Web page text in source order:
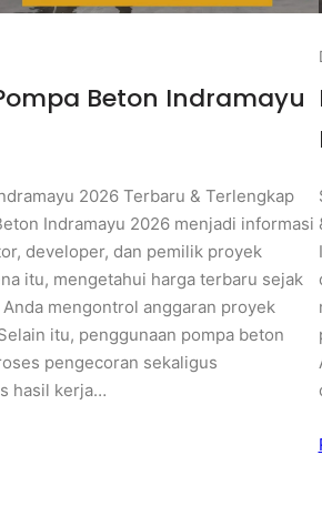
Beton Indramayu
2026 Terbaru & Terlengkap
Indramayu 2026 menjadi informasi
developer, dan pemilik proyek
itu, mengetahui harga terbaru sejak
mengontrol anggaran proyek
itu, penggunaan pompa beton
pengecoran sekaligus
hasil kerja…